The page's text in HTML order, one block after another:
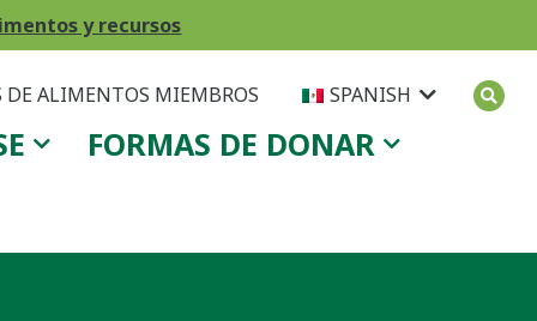
y recursos
DE ALIMENTOS MIEMBROS SPANISH
FORMAS DE DONAR